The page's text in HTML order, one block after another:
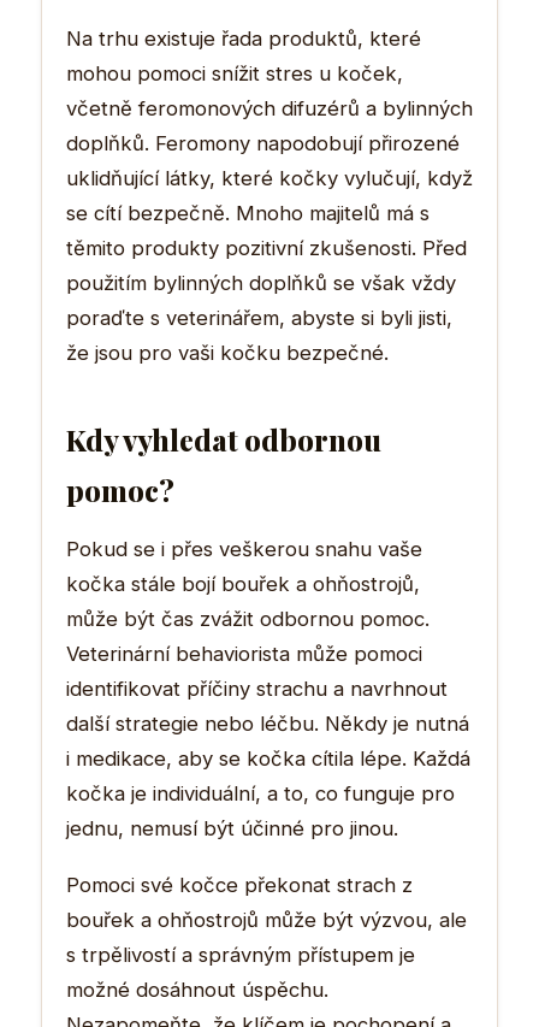
Na trhu existuje řada produktů, které
mohou pomoci snížit stres u koček,
včetně feromonových difuzérů a bylinných
doplňků. Feromony napodobují přirozené
uklidňující látky, které kočky vylučují, když
se cítí bezpečně. Mnoho majitelů má s
těmito produkty pozitivní zkušenosti. Před
použitím bylinných doplňků se však vždy
poraďte s veterinářem, abyste si byli jisti,
že jsou pro vaši kočku bezpečné.
Kdy vyhledat odbornou
pomoc?
Pokud se i přes veškerou snahu vaše
kočka stále bojí bouřek a ohňostrojů,
může být čas zvážit odbornou pomoc.
Veterinární behaviorista může pomoci
identifikovat příčiny strachu a navrhnout
další strategie nebo léčbu. Někdy je nutná
i medikace, aby se kočka cítila lépe. Každá
kočka je individuální, a to, co funguje pro
jednu, nemusí být účinné pro jinou.
Pomoci své kočce překonat strach z
bouřek a ohňostrojů může být výzvou, ale
s trpělivostí a správným přístupem je
možné dosáhnout úspěchu.